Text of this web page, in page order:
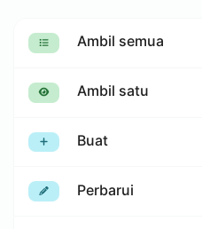
Ambil semua
Ambil satu
Buat
Perbarui